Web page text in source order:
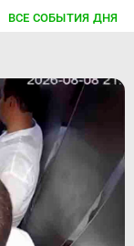
ВСЕ СОБЫТИЯ ДНЯ